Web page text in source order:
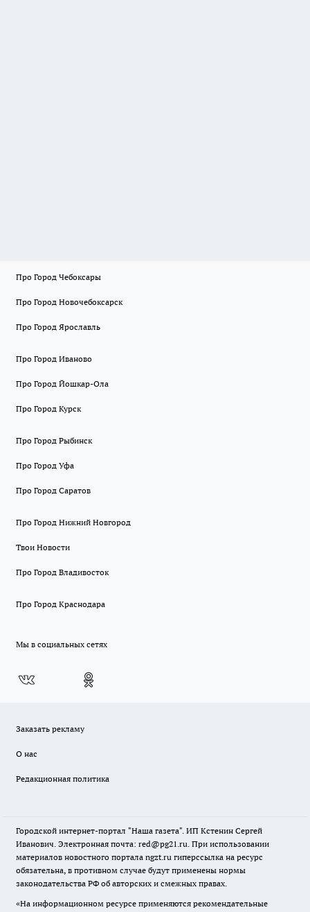
Про Город Чебоксары
Про Город Новочебоксарск
Про Город Ярославль
Про Город Иваново
Про Город Йошкар-Ола
Про Город Курск
Про Город Рыбинск
Про Город Уфа
Про Город Саратов
Про Город Нижний Новгород
Твои Новости
Про Город Владивосток
Про Город Краснодара
Мы в социальных сетях
Заказать рекламу
О нас
Редакционная политика
Городской интернет-портал "Наша газета". ИП Кстенин Сергей
Иванович. Электронная почта: red@pg21.ru. При использовании
материалов новостного портала ngzt.ru гиперссылка на ресурс
обязательна, в противном случае будут применены нормы
законодательства РФ об авторских и смежных правах.
«На информационном ресурсе применяются рекомендательные